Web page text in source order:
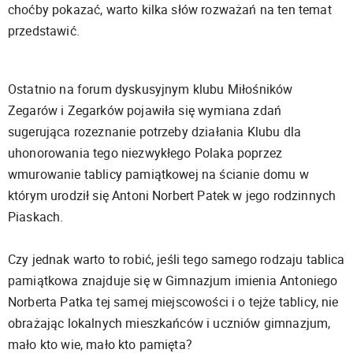
choćby pokazać, warto kilka słów rozważań na ten temat
przedstawić.
Ostatnio na forum dyskusyjnym klubu Miłośników
Zegarów i Zegarków pojawiła się wymiana zdań
sugerująca rozeznanie potrzeby działania Klubu dla
uhonorowania tego niezwykłego Polaka poprzez
wmurowanie tablicy pamiątkowej na ścianie domu w
którym urodził się Antoni Norbert Patek w jego rodzinnych
Piaskach.
Czy jednak warto to robić, jeśli tego samego rodzaju tablica
pamiątkowa znajduje się w Gimnazjum imienia Antoniego
Norberta Patka tej samej miejscowości i o tejże tablicy, nie
obrażając lokalnych mieszkańców i uczniów gimnazjum,
mało kto wie, mało kto pamięta?